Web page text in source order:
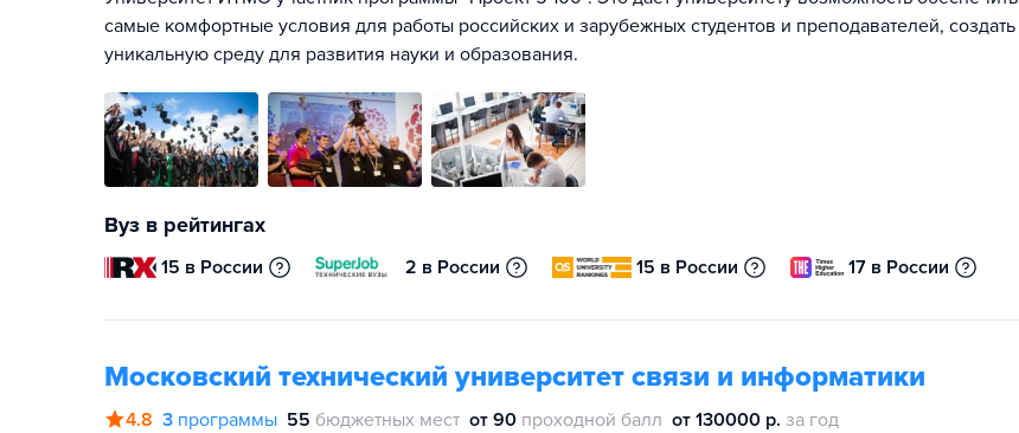
самые комфортные условия для работы российских и зарубежных студентов и преподавателей, создать
уникальную среду для развития науки и образования.
Вуз в рейтингах
15 в России 2 в России 15 в России 17 в России
Московский технический университет связи и информатики
4.8 3 программы 55 бюджетных мест от 90 проходной балл от 130000 р. за год